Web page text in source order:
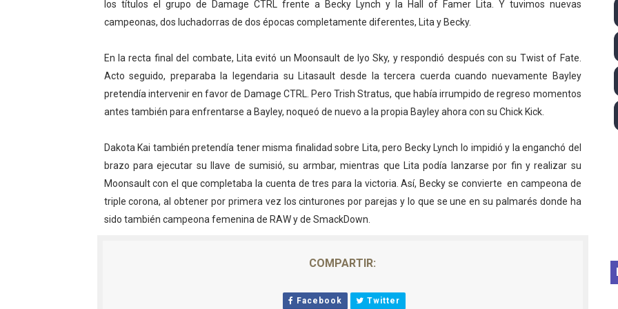
Mundial de Fórmula 1 2026 - Lando Norris consigue en Hungría su primera victoria
Campeonato de Europa de saltos 2026 (París, Francia) - Medalla de bronce para
Campeonato de Europa de natación artística 2026 (París, Francia) - España domina
AEW - Adam Page con Brodido desbancan una semana después a The Demand por
los títulos el grupo de Damage CTRL frente a Becky Lynch y la Hall of Famer Lita. Y tuvimos nuevas
campeonas, dos luchadorras de dos épocas completamente diferentes, Lita y Becky.
En la recta final del combate, Lita evitó un Moonsault de Iyo Sky, y respondió después con su Twist of Fate.
Acto seguido, preparaba la legendaria su Litasault desde la tercera cuerda cuando nuevamente Bayley
pretendía intervenir en favor de Damage CTRL. Pero Trish Stratus, que había irrumpido de regreso momentos
antes también para enfrentarse a Bayley, noqueó de nuevo a la propia Bayley ahora con su Chick Kick.
Dakota Kai también pretendía tener misma finalidad sobre Lita, pero Becky Lynch lo impidió y la enganchó del
brazo para ejecutar su llave de sumisió, su armbar, mientras que Lita podía lanzarse por fin y realizar su
Moonsault con el que completaba la cuenta de tres para la victoria. Así, Becky se convierte en campeona de
triple corona, al obtener por primera vez los cinturones por parejas y lo que se une en su palmarés donde ha
sido también campeona femenina de RAW y de SmackDown.
COMPARTIR:
Facebook Twitter